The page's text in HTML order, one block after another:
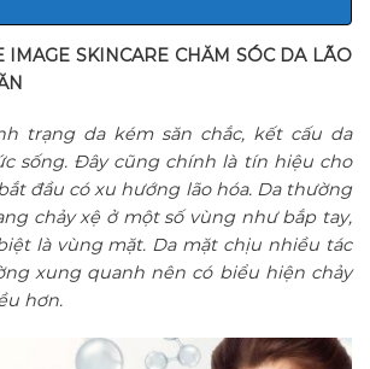
SKINCARE CHĂM SÓC DA LÃO
trạng da kém săn chắc, kết cấu da
sống. Đây cũng chính là tín hiệu cho
đầu có xu hướng lão hóa. Da thường
chảy xệ ở một số vùng như bắp tay,
là vùng mặt. Da mặt chịu nhiều tác
xung quanh nên có biểu hiện chảy
hơn.